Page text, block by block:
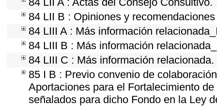
84 LII B : Opiniones y
84 LIII A : Más información
84 LIII B : Más información
84 LIII C : Más información
85 I B : Previo convenio de
Aportaciones para el Fortalecimiento
señalados para dicho Fondo en la Ley